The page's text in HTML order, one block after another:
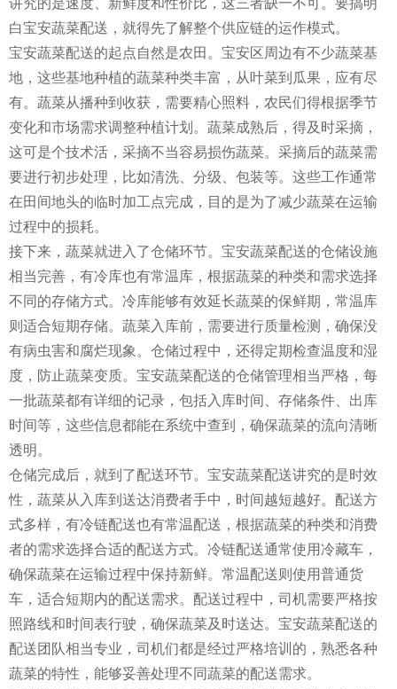
白宝安蔬菜配送，就得先了解整个供应链的运作模式。
宝安蔬菜配送的起点自然是农田。宝安区周边有不少蔬菜基
地，这些基地种植的蔬菜种类丰富，从叶菜到瓜果，应有尽
有。蔬菜从播种到收获，需要精心照料，农民们得根据季节
变化和市场需求调整种植计划。蔬菜成熟后，得及时采摘，
这可是个技术活，采摘不当容易损伤蔬菜。采摘后的蔬菜需
要进行初步处理，比如清洗、分级、包装等。这些工作通常
在田间地头的临时加工点完成，目的是为了减少蔬菜在运输
过程中的损耗。
接下来，蔬菜就进入了仓储环节。宝安蔬菜配送的仓储设施
相当完善，有冷库也有常温库，根据蔬菜的种类和需求选择
不同的存储方式。冷库能够有效延长蔬菜的保鲜期，常温库
则适合短期存储。蔬菜入库前，需要进行质量检测，确保没
有病虫害和腐烂现象。仓储过程中，还得定期检查温度和湿
度，防止蔬菜变质。宝安蔬菜配送的仓储管理相当严格，每
一批蔬菜都有详细的记录，包括入库时间、存储条件、出库
时间等，这些信息都能在系统中查到，确保蔬菜的流向清晰
透明。
仓储完成后，就到了配送环节。宝安蔬菜配送讲究的是时效
性，蔬菜从入库到送达消费者手中，时间越短越好。配送方
式多样，有冷链配送也有常温配送，根据蔬菜的种类和消费
者的需求选择合适的配送方式。冷链配送通常使用冷藏车，
确保蔬菜在运输过程中保持新鲜。常温配送则使用普通货
车，适合短期内的配送需求。配送过程中，司机需要严格按
照路线和时间表行驶，确保蔬菜及时送达。宝安蔬菜配送的
配送团队相当专业，司机们都是经过严格培训的，熟悉各种
蔬菜的特性，能够妥善处理不同蔬菜的配送需求。